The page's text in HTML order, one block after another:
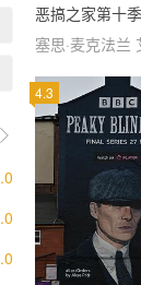
恶搞之家第十季
4.3